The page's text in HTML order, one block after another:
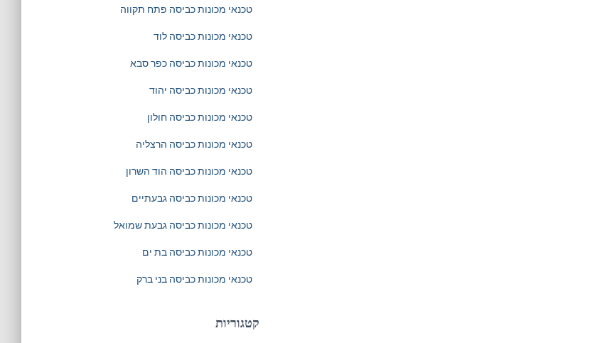
טכנאי מכונות כביסה פתח תקווה
טכנאי מכונות כביסה לוד
טכנאי מכונות כביסה כפר סבא
טכנאי מכונות כביסה יהוד
טכנאי מכונות כביסה חולון
טכנאי מכונות כביסה הרצליה
טכנאי מכונות כביסה הוד השרון
טכנאי מכונות כביסה גבעתיים
טכנאי מכונות כביסה גבעת שמואל
טכנאי מכונות כביסה בת ים
טכנאי מכונות כביסה בני ברק
קטגוריות